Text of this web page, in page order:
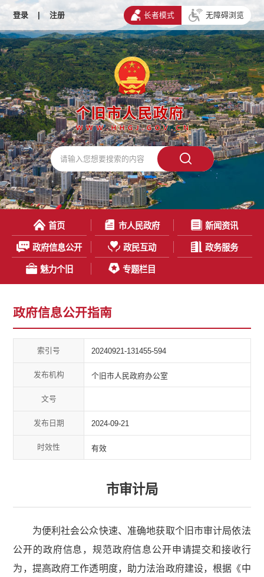
登录 | 注册 长者模式 无障碍浏览
首页 市人民政府 新闻资讯
政府信息公开 政民互动 政务服务
魅力个旧 专题栏目
政府信息公开指南
索引号 20240921-131455-594
发布机构 个旧市人民政府办公室
文号
发布日期 2024-09-21
时效性 有效
市审计局
为便利社会公众快速、准确地获取个旧市审计局依法
公开的政府信息，规范政府信息公开申请提交和接收行
为，提高政府工作透明度，助力法治政府建设，根据《中